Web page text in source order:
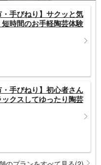
・手びねり】サクッと気
時間のお手軽陶芸体験
・手びねり】初心者さん
クスしてゆったり陶芸